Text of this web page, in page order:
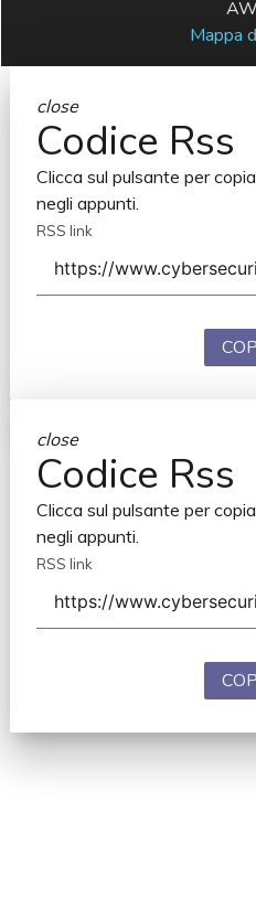
Mappa
close
Codice Rss
Clicca sul pulsante per
negli appunti.
RSS link
close
Codice Rss
Clicca sul pulsante per
negli appunti.
RSS link